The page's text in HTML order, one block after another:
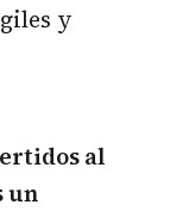
y
al
un